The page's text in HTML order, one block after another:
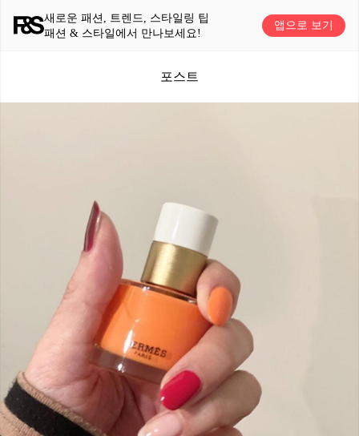
새로운 패션, 트렌드, 스타일링 팁
패션 & 스타일에서 만나보세요!
앱으로 보기
포스트